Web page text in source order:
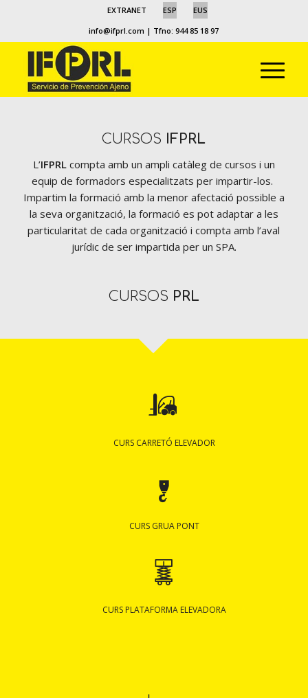
EXTRANET ESP
EUS
info@ifprl.com | Tfno: 944 85 18 97
CURSOS IFPRL
L’IFPRLcompta amb un ampli catàleg de cursos i un
equip de formadors especialitzats per impartir-los.
Impartim la formació amb la menor afectació possible a
la seva organització, la formació es pot adaptar a les
particularitat de cada organització i compta amb l’aval
jurídic de ser impartida per un SPA.
CURSOS PRL
CURS CARRETÓ ELEVADOR
CURS GRUA PONT
CURS PLATAFORMA ELEVADORA